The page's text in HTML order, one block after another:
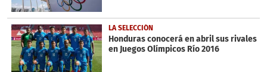
LA SELECCIÓN
Honduras conocerá en abril sus rivales
en Juegos Olímpicos Río 2016